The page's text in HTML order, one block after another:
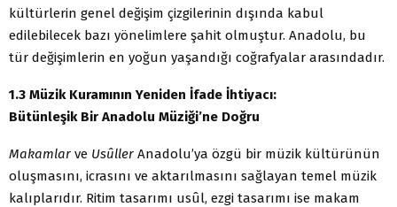
kültürlerin genel değişim çizgilerinin dışında kabul
edilebilecek bazı yönelimlere şahit olmuştur. Anadolu, bu
tür değişimlerin en yoğun yaşandığı coğrafyalar arasındadır.
1.3 Müzik Kuramının Yeniden İfade İhtiyacı:
Bütünleşik Bir Anadolu Müziği’ne Doğru
Makamlar ve Usûller Anadolu’ya özgü bir müzik kültürünün
oluşmasını, icrasını ve aktarılmasını sağlayan temel müzik
kalıplarıdır. Ritim tasarımı usûl, ezgi tasarımı ise makam